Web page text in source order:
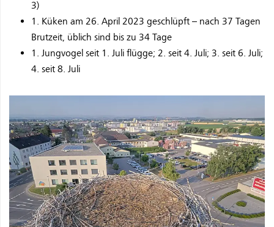
3)
1. Küken am 26. April 2023 geschlüpft – nach 37 Tagen
Brutzeit, üblich sind bis zu 34 Tage
1. Jungvogel seit 1. Juli flügge; 2. seit 4. Juli; 3. seit 6. Juli;
4. seit 8. Juli